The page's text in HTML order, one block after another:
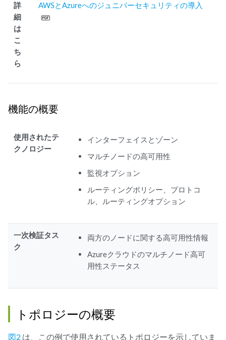
詳
細
は
こ
ち
ら
AWSとAzureへのジュニパーセキュリティの導入
機能の概要
使用されたテ
クノロジー
インターフェイスとゾーン
マルチノードの高可用性
監視オプション
ルーティングポリシー、プロトコ
ル、ルーティングオプション
一次検証タス
ク
両方のノードに関する高可用性情報
Azureクラウドのマルチノード高可
用性ステータス
トポロジーの概要
図2 は、この例で使用されているトポロジーを示していま